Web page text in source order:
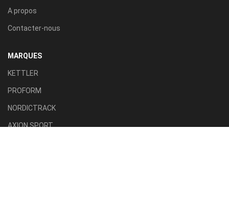
A propos
Contacter-nous
MARQUES
KETTLER
PROFORM
NORDICTRACK
AXION SPORT